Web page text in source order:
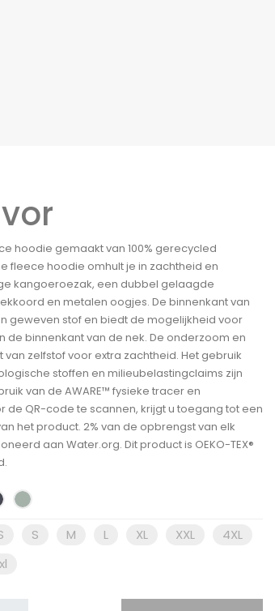
hoodie gemaakt van 100% gerecycled
fleece hoodie omhult je in zachtheid en
kangoeroezak, een dubbel gelaagde
en metalen oogjes. De binnenkant van
geweven stof en biedt de mogelijkheid voor
de binnenkant van de nek. De onderzoom en
zelfstof voor extra zachtheid. Het gebruik
stoffen en milieubelastingclaims zijn
van de AWARE™ fysieke tracer en
de QR-code te scannen, krijgt u toegang tot een
het product. 2% van de opbrengst van elk
aan Water.org. Dit product is OEKO-TEX®
S M L XL XXL
4XL